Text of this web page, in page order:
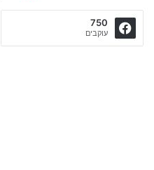
750
עוקבים